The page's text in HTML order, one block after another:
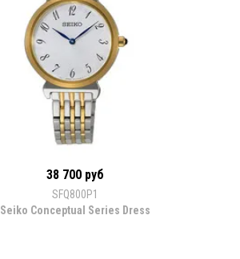
38 700 руб
SFQ800P1
Seiko Conceptual Series Dress